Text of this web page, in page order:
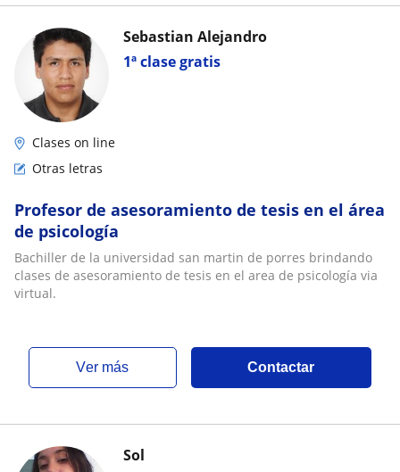
1ª clase gratis
Sebastian Alejandro
Clases on line
Otras letras
Profesor de asesoramiento de tesis en el área
de psicología
Bachiller de la universidad san martin de porres brindando
clases de asesoramiento de tesis en el area de psicología via
virtual.
ver más Contactar
Sol